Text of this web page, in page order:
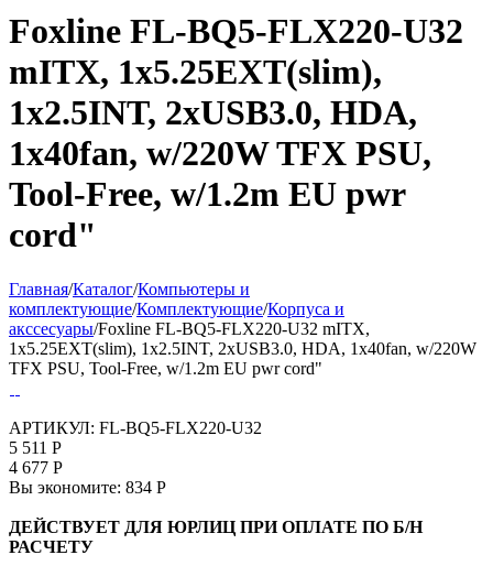
Foxline FL-BQ5-FLX220-U32
mITX, 1x5.25EXT(slim),
1x2.5INT, 2xUSB3.0, HDA,
1x40fan, w/220W TFX PSU,
Tool-Free, w/1.2m EU pwr
cord"
Главная/Каталог/Компьютеры и
комплектующие/Комплектующие/Корпуса и
акссесуары/Foxline FL-BQ5-FLX220-U32 mITX,
1x5.25EXT(slim), 1x2.5INT, 2xUSB3.0, HDA, 1x40fan, w/220W
TFX PSU, Tool-Free, w/1.2m EU pwr cord"
АРТИКУЛ: FL-BQ5-FLX220-U32
5 511 Р
4 677 Р
Вы экономите: 834 Р
ДЕЙСТВУЕТ ДЛЯ ЮРЛИЦ ПРИ ОПЛАТЕ ПО Б/Н
РАСЧЕТУ